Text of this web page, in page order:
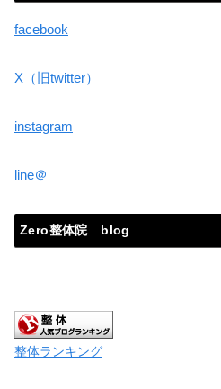
facebook
X（旧twitter）
instagram
line＠
Zero整体院 blog
整体ランキング